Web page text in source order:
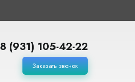
8 (931) 105-42-22
Заказать звонок